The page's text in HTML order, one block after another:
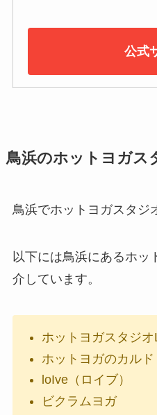
公式
鳥浜のホットヨガス
鳥浜でホットヨガスタジ
以下には鳥浜にあるホッ
介しています。
ホットヨガスタジオ
ホットヨガのカルド
loIve（ロイブ）
ビクラムヨガ